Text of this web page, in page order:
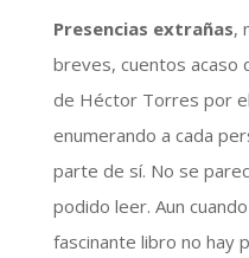
Presencias extrañas,
breves, cuentos acaso
de Héctor Torres por
enumerando a cada
parte de sí. No se
podido leer. Aun
fascinante libro no hay